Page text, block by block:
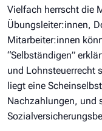
Vielfach herrscht die
Übungsleiter:innen,
Mitarbeiter:innen
“Selbständigen”
und Lohnsteuerrecht
liegt eine
Nachzahlungen, und